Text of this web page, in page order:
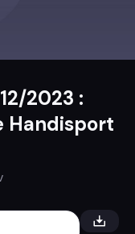
2023 :
Handisport